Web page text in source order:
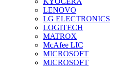
LENOVO
LG ELECTRONICS
LOGITECH
MATROX
McAfee LIC
MICROSOFT
MICROSOFT